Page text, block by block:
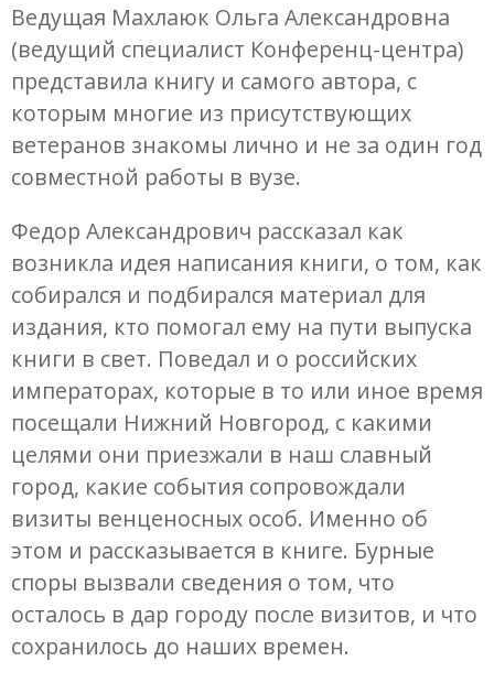
Ведущая Махлаюк Ольга Александровна
(ведущий специалист Конференц-центра)
представила книгу и самого автора, с
которым многие из присутствующих
ветеранов знакомы лично и не за один год
совместной работы в вузе.
Федор Александрович рассказал как
возникла идея написания книги, о том, как
собирался и подбирался материал для
издания, кто помогал ему на пути выпуска
книги в свет. Поведал и о российских
императорах, которые в то или иное время
посещали Нижний Новгород, с какими
целями они приезжали в наш славный
город, какие события сопровождали
визиты венценосных особ. Именно об
этом и рассказывается в книге. Бурные
споры вызвали сведения о том, что
осталось в дар городу после визитов, и что
сохранилось до наших времен.